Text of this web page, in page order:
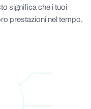
significa che i tuoi
prestazioni nel tempo,